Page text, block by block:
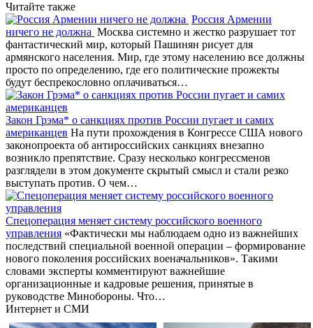
Читайте также
Россия Армении
ничего не должна Москва системно и жестко разрушает тот
фантастический мир, который Пашинян рисует для
армянского населения. Мир, где этому населению все должны
просто по определению, где его политические прожекты
будут беспрекословно оплачиваться…
Закон Грэма* о санкциях против России пугает и самих
американцев На пути прохождения в Конгрессе США нового
законопроекта об антироссийских санкциях внезапно
возникло препятствие. Сразу несколько конгрессменов
разглядели в этом документе скрытый смысл и стали резко
выступать против. О чем…
Спецоперация меняет систему российского военного
управления «Фактически мы наблюдаем одно из важнейших
последствий специальной военной операции – формирование
нового поколения российских военачальников». Такими
словами эксперты комментируют важнейшие
организационные и кадровые решения, принятые в
руководстве Минобороны. Что…
Интернет и СМИ